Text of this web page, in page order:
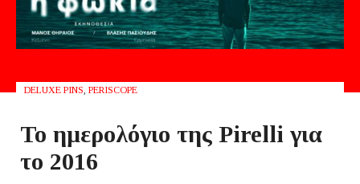
DELUXE PINS PERISCOPE
Το ημερολόγιο της Pirelli για
το 2016